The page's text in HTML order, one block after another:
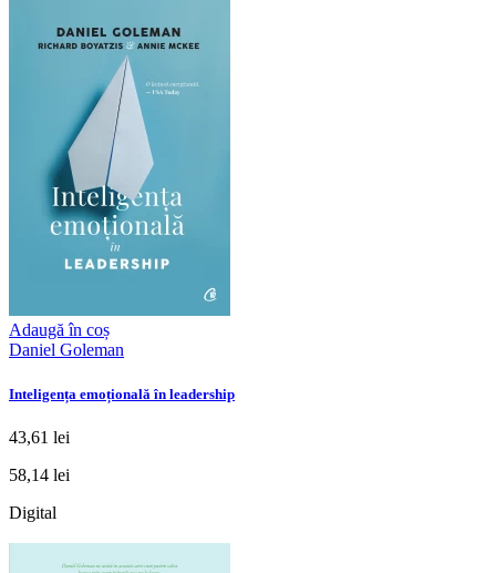
Adaugă în coș
Daniel Goleman
Inteligența emoțională în leadership
43,61 lei
58,14 lei
Digital